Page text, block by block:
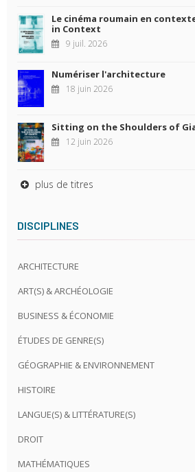
Le cinéma roumain en
in Context
9 juil. 2026
Numériser l'architecture
18 juin 2026
Sitting on the Shoulders of
12 juin 2026
plus de titres
DISCIPLINES
ARCHITECTURE
ART(S) & ARCHÉOLOGIE
BUSINESS & ÉCONOMIE
ÉTUDES DE GENRE(S)
GÉOGRAPHIE & ENVIRONNEMENT
HISTOIRE
LANGUE(S) & LITTÉRATURE(S)
DROIT
MATHÉMATIQUES